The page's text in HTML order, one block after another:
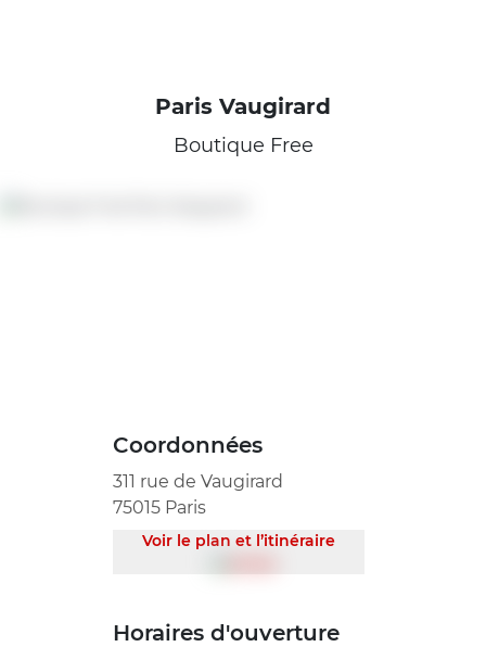
Boutique Free
Paris Vaugirard
Coordonnées
311 rue de Vaugirard
75015 Paris
Voir le plan et l’itinéraire
Horaires d'ouverture